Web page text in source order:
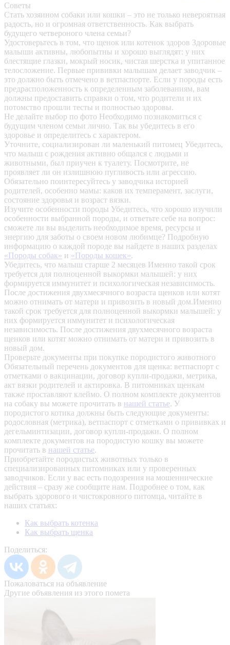
Советы
Стать хозяином собаки или кошки – это не только невероятная
радость, но и огромная ответственность. Как выбрать
будущего четвероного члена семьи?
Удостоверьтесь в том, что щенок или котенок здоров Здоровые
малыши активны, любопытны и хорошо выглядят: у них
блестящие глазки, мокрый носик, чистая шерстка и упитанное
телосложение. Первые прививки малышам делает заводчик –
это должно быть отмечено в ветпаспорте. Если у породы есть
предрасположенность к определенным заболеваниям, вам
должны предоставить справки о том, что родители и их
потомство прошли тесты и полностью здоровы.
Не делайте выбор по фото Необходимо познакомиться с
будущим членом семьи лично. Так вы убедитесь в его
здоровье и определитесь с характером.
Уточните, социализирован ли маленький питомец Убедитесь,
что малыш с рождения активно общался с людьми и
животными, был приучен к туалету. Посмотрите, не
проявляет ли он излишнюю пугливость или агрессию.
Обязательно поинтересуйтесь у заводчика историей
родителей, особенно мамы: каков их темперамент, заслуги,
состояние здоровья и возраст вязки.
Изучите особенности породы Убедитесь, что хорошо изучили
особенности выбранной породы, и ответьте себе на вопрос:
сможете ли вы выделить необходимое время, ресурсы и
энергию для заботы о своем новом любимце? Подробную
информацию о каждой породе вы найдете в наших разделах
«Породы собак» и «Породы кошек».
Убедитесь, что малыш старше 2 месяцев Именно такой срок
требуется для полноценной выкормки малышей: у них
формируется иммунитет и психологическая независимость.
После достижения двухмесячного возраста щенков или котят
можно отнимать от матери и привозить в новый дом.Именно
такой срок требуется для полноценной выкормки малышей: у
них формируется иммунитет и психологическая
независимость. После достижения двухмесячного возраста
щенков или котят можно отнимать от матери и привозить в
новый дом.
Проверьте документы при покупке породистого животного
Обязательный перечень документов для щенка: ветпаспорт с
отметками о вакцинации, договор купли-продажи, метрика,
акт вязки родителей и актировка. В питомниках щенкам
также проставляют клеймо. О полном комплекте документов
на собаку вы можете прочитать в нашей статье. У
породистого котика должны быть следующие документы:
родословная (метрика), ветпаспорт с отметками о прививках и
дегельминтизации, договор купли-продажи. О полном
комплекте документов на породистую кошку вы можете
прочитать в нашей статье.
Приобретайте породистых животных только в
специализированных питомниках или у проверенных
заводчиков. Если у вас есть подозрения на мошеннические
действия – сразу же сообщите нам. Подробнее о том, как
выбрать здорового и чистокровного питомца, читайте в
наших статьях:
Как выбрать котенка
Как выбрать щенка
Поделиться:
Пожаловаться на объявление
Другие объявления из этого помета